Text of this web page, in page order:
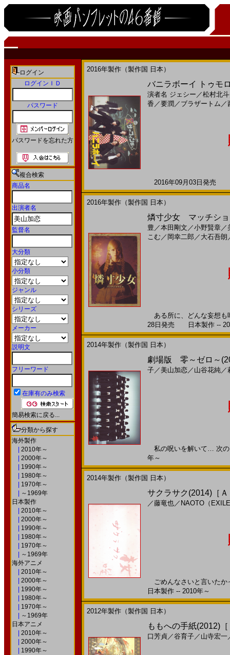
ログイン
ログインＩＤ
パスワード
パスワードを忘れた方
複合検索
商品名
出演者名
監督名
大分類
小分類
ジャンル
シリーズ
メーカー
説明文
フリーワード
在庫有のみ検索
簡易検索に戻る...
分類から探す
海外製作
2010年～
2000年～
1990年～
1980年～
1970年～
～1969年
日本製作
2010年～
2000年～
1990年～
1980年～
1970年～
～1969年
海外アニメ
2010年～
2000年～
1990年～
1980年～
1970年～
～1969年
日本アニメ
2010年～
2000年～
1990年～
2016年製作（製作国 日本）
バニラボーイ トゥモ
演者名 ジェシー ／松村北斗
香 ／要潤 ／ ブラザートム ／
2016年09月03日発売
2016年製作（製作国 日本）
燐寸少女 マッチショ
豊 ／本田剛文 ／小野賢章／
こむ ／ 岡幸二郎 ／ 大石吾朗
ある所に、どんな妄想も
28日発売 日本製作 --
2014年製作（製作国 日本）
劇場版 零～ゼロ～
子／ 美山加恋／ 山谷花純／
私の呪いを解いて… 次
年～
2014年製作（製作国 日本）
サクラサク(2014)［
／藤竜也／ NAOTO（
ごめんなさいと言いた
日本製作 -- 2010年～
2012年製作（製作国 日本）
ももへの手紙(2012)
口芳貞／谷育子／ 山寺宏一